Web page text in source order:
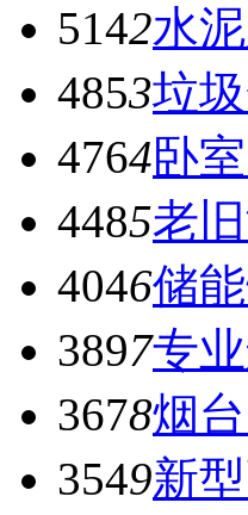
5142水
4853垃
4764卧
4485老
4046储
3897专
3678烟
3549新